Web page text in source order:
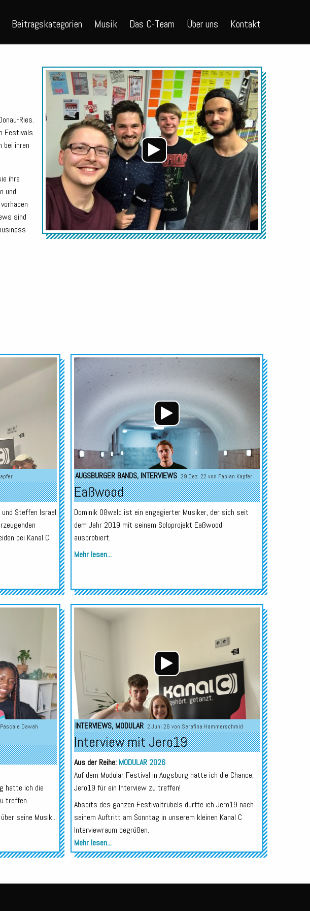
Beitragskategorien Musik Das C-Team Über uns Kontakt
Audio-
Player
Ries.
Festivals
bei ihren
ihre
und
sind
Audio-
Player
und Steffen Israel
bei Kanal C
Audio-
Player
AUGSBURGER BANDS, INTERVIEWS 29.Dez. 22 von Fabian Kapfer
Eaßwood
Dominik Oßwald ist ein engagierter Musiker, der sich seit
dem Jahr 2019 mit seinem Soloprojekt Eaßwood
ausprobiert.
Mehr lesen...
Audio-
Player
Pascale Dawah
hatte ich die
treffen.
seine Musik...
Audio-
Player
INTERVIEWS, MODULAR 2.Juni 26 von Serafina Hammerschmid
Interview mit Jero19
Aus der Reihe: MODULAR 2026
Auf dem Modular Festival in Augsburg hatte ich die Chance,
Jero19 für ein Interview zu treffen!
Abseits des ganzen Festivaltrubels durfte ich Jero19 nach
seinem Auftritt am Sonntag in unserem kleinen Kanal C
Interviewraum begrüßen.
Mehr lesen...